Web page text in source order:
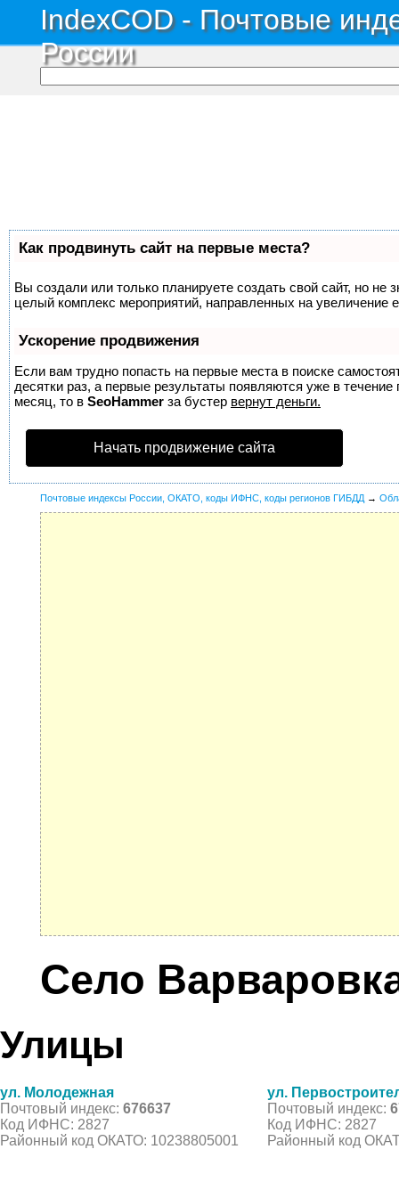
IndexCOD - Почтовые
России
Как продвинуть сайт на первые места?
Вы создали или только планируете создать свой сайт, но не
целый комплекс мероприятий, направленных на увеличение
Ускорение продвижения
Если вам трудно попасть на первые места в поиске
десятки раз, а первые результаты появляются уже в
месяц, то в SeoHammer за бустер вернут деньги.
Начать продвижение сайта
Почтовые индексы России, ОКАТО, коды ИФНС, коды регионов ГИБДД →
Село
Улицы
ул. Молодежная
Почтовый индекс: 676637
Код ИФНС: 2827
Районный код ОКАТО: 10238805001
ул.
Почтовый индекс:
Код ИФНС: 2827
Районный код